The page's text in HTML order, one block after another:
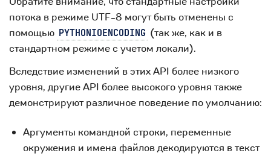
потока в режиме UTF-8 могут быть отменены с
помощью PYTHONIOENCODING (так же, как и в
стандартном режиме с учетом локали).
Вследствие изменений в этих API более низкого
уровня, другие API более высокого уровня также
демонстрируют различное поведение по умолчанию:
Аргументы командной строки, переменные
окружения и имена файлов декодируются в текст